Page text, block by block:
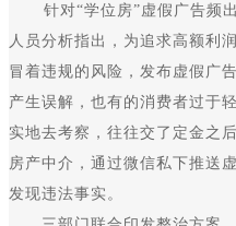
针对“学位房”虚假广告频出
人员分析指出，为追求高额利
冒着违规的风险，发布虚假广
产生误解，也有的消费者过于
实地去考察，往往交了定金之
房产中介，通过微信私下推送
发现违法事实。